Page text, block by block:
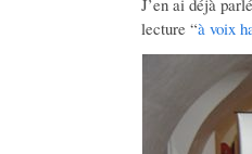
J’en ai déjà
lecture “à voix